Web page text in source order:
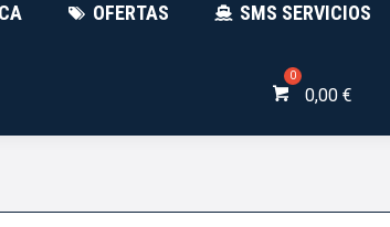
OFERTAS SMS SERVICIOS
0,00 €